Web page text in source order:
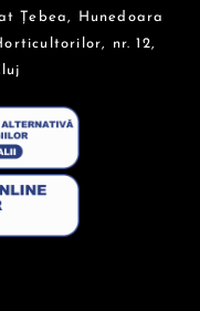
Țebea, Hunedoara
nr. 12,